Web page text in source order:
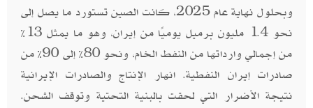
وبحلول نهاية عام 2025، كانت الصين تستورد ما يصل إلى
نحو 1.4 مليون برميل يوميًا من إيران، وهو ما يمثل 13%
من إجمالي وارداتها من النفط الخام، ونحو 80% إلى 90% من
صادرات إيران النفطية. انهار الإنتاج والصادرات الإيرانية
نتيجة الأضرار التي لحقت بالبنية التحتية وتوقف الشحن.